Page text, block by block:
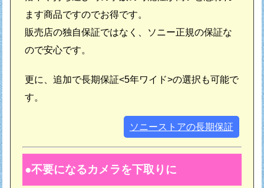
ます商品ですのでお得です。
販売店の独自保証ではなく、ソニー正規の保証な
ので安心です。
更に、追加で長期保証<5年ワイド>の選択も可能で
す。
ソニーストアの長期保証
不要になるカメラを下取りに